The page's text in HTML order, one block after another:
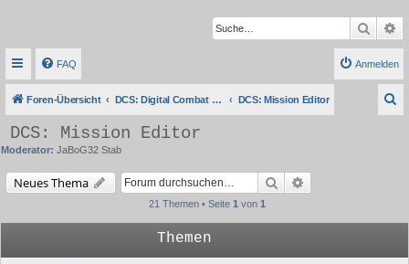
Suche
FAQ Anmelden
Foren-Übersicht DCS: Digital Combat Simulator Series DCS: Mission Editor
DCS: Mission Editor
Moderator: JaBoG32 Stab
Neues Thema Suche
21 Themen • Seite 1 von 1
Themen